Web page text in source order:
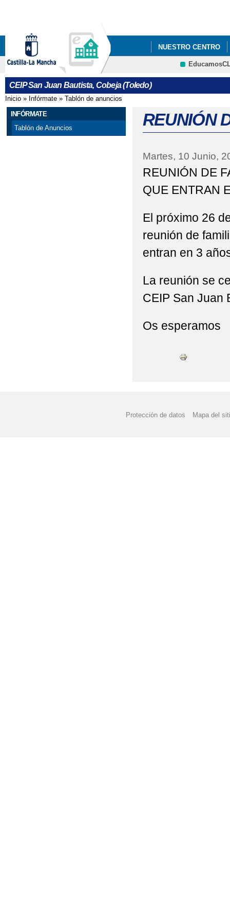
NUESTRO CENTRO
HUERTO ONDA
CEIP San Juan Bautista, Cobeja (Toledo)
Se encuentra usted aquí
Inicio » Infórmate » Tablón de anuncios
INFÓRMATE
Tablón de Anuncios
REUNIÓN
Martes, 10 Junio,
REUNIÓN DE
QUE ENTRAN
El próximo 26
reunión de
entran en 3
La reunión se
CEIP San Juan
Os esperamos
Protección de datos Mapa del